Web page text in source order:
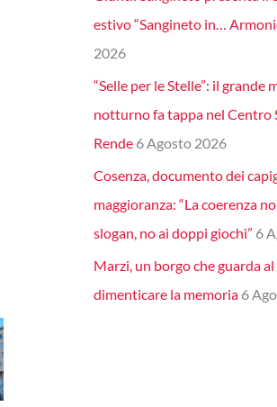
estivo “Sangineto in…
2026
“Selle per le Stelle”: il grande
notturno fa tappa nel Centro
Rende 6 Agosto 2026
Cosenza, documento dei
maggioranza: “La coerenza
slogan, no ai doppi giochi” 6
Marzi, un borgo che guarda
dimenticare la memoria 6